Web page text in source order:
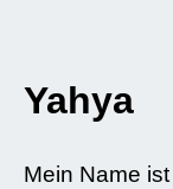
Yahya
Mein Name